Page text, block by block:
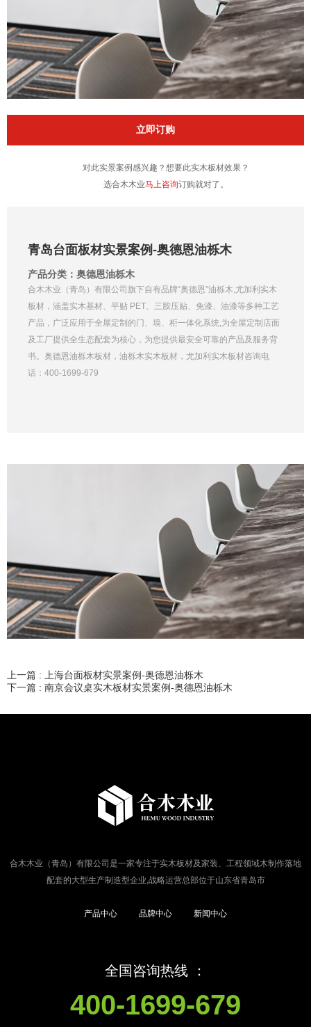
立即订购
对此实景案例感兴趣？想要此实木板材效果？
选合木木业马上咨询订购就对了。
青岛台面板材实景案例-奥德恩油栎木
产品分类：奥德恩油栎木
合木木业（青岛）有限公司旗下自有品牌“奥德恩”油栎木,尤加利实木
板材，涵盖实木基材、平贴 PET、三胺压贴、免漆、油漆等多种工艺
产品，广泛应用于全屋定制的门、墙、柜一体化系统,为全屋定制店面
及工厂提供全生态配套为核心，为您提供最安全可靠的产品及服务背
书。奥德恩油栎木板材，油栎木实木板材，尤加利实木板材咨询电
话：400-1699-679
上一篇 :
上海台面板材实景案例-奥德恩油栎木
下一篇 : 南京会议桌实木板材实景案例-奥德恩油栎木
合木木业（青岛）有限公司是一家专注于实木板材及家装、工程领域木制作落地
配套的大型生产制造型企业,战略运营总部位于山东省青岛市
产品中心 品牌中心 新闻中心
全国咨询热线 ：
400-1699-679